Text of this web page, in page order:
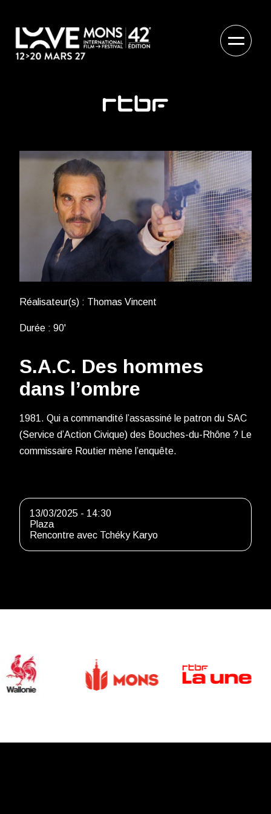
Réalisateur(s) : Thomas Vincent
Durée : 90'
S.A.C. Des hommes
dans l’ombre
1981. Qui a commandité l’assassiné le patron du SAC
(Service d’Action Civique) des Bouches-du-Rhône ? Le
commissaire Routier mène l’enquête.
13/03/2025 - 14:30
Plaza
Rencontre avec Tchéky Karyo